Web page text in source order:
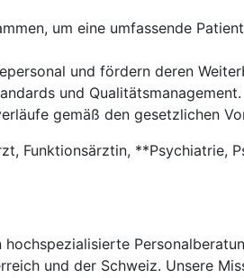
um eine umfassende
und fördern deren
und Qualitätsmanagement.
gemäß den gesetzlichen
Funktionsärztin, **Psychiatrie,
und der Schweiz. Unsere